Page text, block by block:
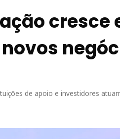
cresce
de apoio e investidores